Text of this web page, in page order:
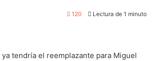
120 Lectura de 1 minuto
tendría el reemplazante para Miguel